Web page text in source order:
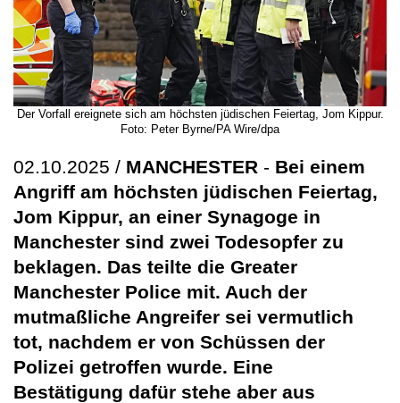
Der Vorfall ereignete sich am höchsten jüdischen Feiertag, Jom Kippur.
Foto: Peter Byrne/PA Wire/dpa
02.10.2025 / MANCHESTER - Bei einem
Angriff am höchsten jüdischen Feiertag,
Jom Kippur, an einer Synagoge in
Manchester sind zwei Todesopfer zu
beklagen. Das teilte die Greater
Manchester Police mit. Auch der
mutmaßliche Angreifer sei vermutlich
tot, nachdem er von Schüssen der
Polizei getroffen wurde. Eine
Bestätigung dafür stehe aber aus